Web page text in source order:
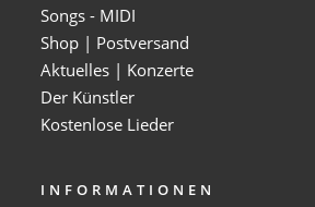
Songs - MIDI
Shop | Postversand
Aktuelles | Konzerte
Der Künstler
Kostenlose Lieder
INFORMATIONEN